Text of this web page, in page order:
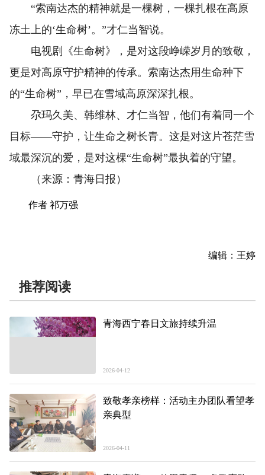
“索南达杰的精神就是一棵树，一棵扎根在高原
冻土上的‘生命树’。”才仁当智说。
电视剧《生命树》，是对这段峥嵘岁月的致敬，
更是对高原守护精神的传承。索南达杰用生命种下
的“生命树”，早已在雪域高原深深扎根。
尕玛久美、韩维林、才仁当智，他们有着同一个
目标——守护，让生命之树长青。这是对这片苍茫雪
域最深沉的爱，是对这棵“生命树”最执着的守望。
（来源：青海日报）
作者 祁万强
编辑：王婷
推荐阅读
青海西宁春日文旅持续升温
2026-04-12
致敬孝亲榜样：活动主办团队看望孝
亲典型
2026-04-11